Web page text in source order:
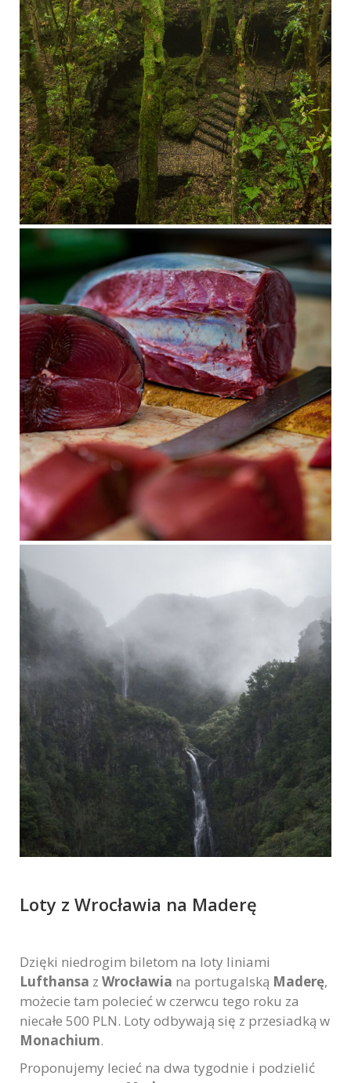
Loty z Wrocławia na Maderę
Dzięki niedrogim biletom na loty liniami
Lufthansa z Wrocławia na portugalską Maderę,
możecie tam polecieć w czerwcu tego roku za
niecałe 500 PLN. Loty odbywają się z przesiadką w
Monachium.
Proponujemy lecieć na dwa tygodnie i podzielić